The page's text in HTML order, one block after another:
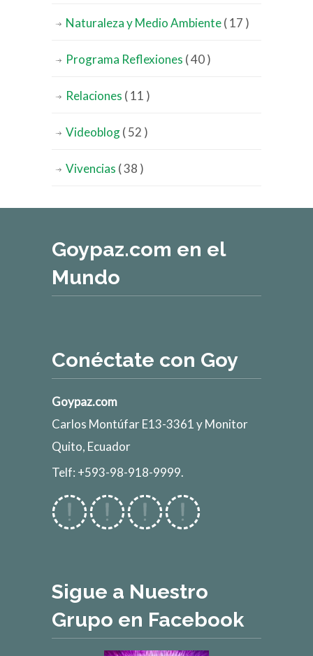
Naturaleza y Medio Ambiente( 17 )
Programa Reflexiones ( 40 )
Relaciones ( 11 )
Videoblog( 52 )
Vivencias ( 38 )
Goypaz.com en el
Mundo
Conéctate con Goy
Goypaz.com
Carlos Montúfar E13-3361 y Monitor
Quito, Ecuador
Telf: +593-98-918-9999.
Sigue a Nuestro
Grupo en Facebook